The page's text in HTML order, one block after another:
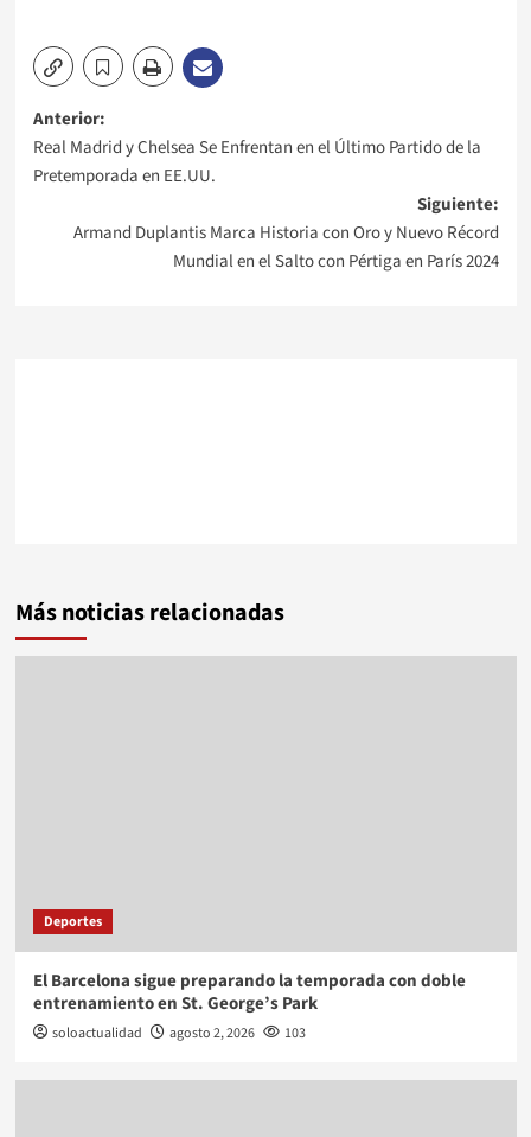
Navegación
de
entradas
Anterior:
Real Madrid y Chelsea Se Enfrentan en el Último Partido de la
Pretemporada en EE.UU.
Siguiente:
Armand Duplantis Marca Historia con Oro y Nuevo Récord
Mundial en el Salto con Pértiga en París 2024
Más noticias relacionadas
Deportes
El Barcelona sigue preparando la temporada con doble
entrenamiento en St. George’s Park
soloactualidad agosto 2, 2026 103